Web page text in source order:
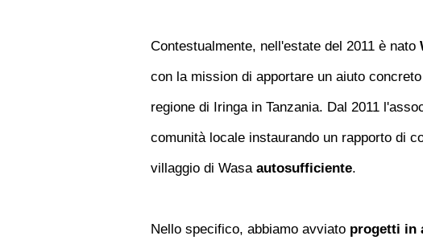
Contestualmente, nell'estate del 2011 è nato
con la mission di apportare un aiuto
regione di Iringa in Tanzania. Dal 2011
comunità locale instaurando un rapporto di
villaggio di Wasa autosufficiente.
Nello specifico, abbiamo avviato progetti in